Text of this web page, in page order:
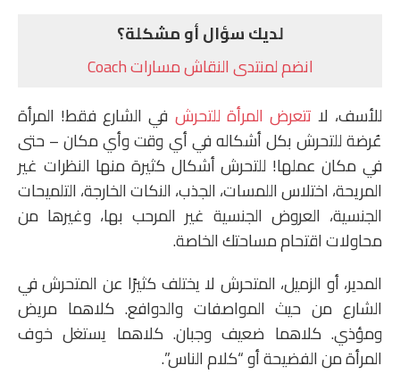
لديك سؤال أو مشكلة؟
انضم لمنتدى النقاش مسارات Coach
للأسف، لا تتعرض المرأة للتحرش في الشارع فقط! المرأة
عُرضة للتحرش بكل أشكاله في أي وقت وأي مكان – حتى
في مكان عملها! للتحرش أشكال كثيرة منها النظرات غير
المريحة، اختلاس اللمسات، الجذب، النكات الخارجة، التلميحات
الجنسية، العروض الجنسية غير المرحب بها، وغيرها من
محاولات اقتحام مساحتك الخاصة.
المدير، أو الزميل، المتحرش لا يختلف كثيرًا عن المتحرش في
الشارع من حيث المواصفات والدوافع. كلاهما مريض
ومؤذي. كلاهما ضعيف وجبان. كلاهما يستغل خوف
المرأة من الفضيحة أو “كلام الناس”.